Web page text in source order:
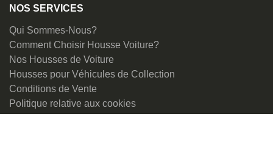
NOS SERVICES
Qui Sommes-Nous?
Comment Choisir Housse Voiture?
Nos Housses de Voiture
Housses pour Véhicules de Collection
Conditions de Vente
Politique relative aux cookies